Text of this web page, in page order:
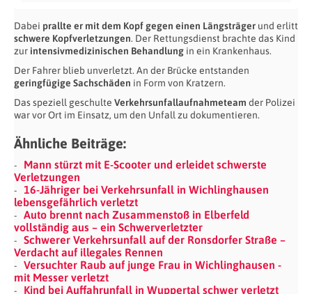
Dabei prallte er mit dem Kopf gegen einen Längsträger und erlitt
schwere Kopfverletzungen. Der Rettungsdienst brachte das Kind
zur intensivmedizinischen Behandlung in ein Krankenhaus.
Der Fahrer blieb unverletzt. An der Brücke entstanden
geringfügige Sachschäden in Form von Kratzern.
Das speziell geschulte Verkehrsunfallaufnahmeteam der Polizei
war vor Ort im Einsatz, um den Unfall zu dokumentieren.
Ähnliche Beiträge:
Mann stürzt mit E-Scooter und erleidet schwerste
Verletzungen
16-Jähriger bei Verkehrsunfall in Wichlinghausen
lebensgefährlich verletzt
Auto brennt nach Zusammenstoß in Elberfeld
vollständig aus – ein Schwerverletzter
Schwerer Verkehrsunfall auf der Ronsdorfer Straße –
Verdacht auf illegales Rennen
Versuchter Raub auf junge Frau in Wichlinghausen -
mit Messer verletzt
Kind bei Auffahrunfall in Wuppertal schwer verletzt